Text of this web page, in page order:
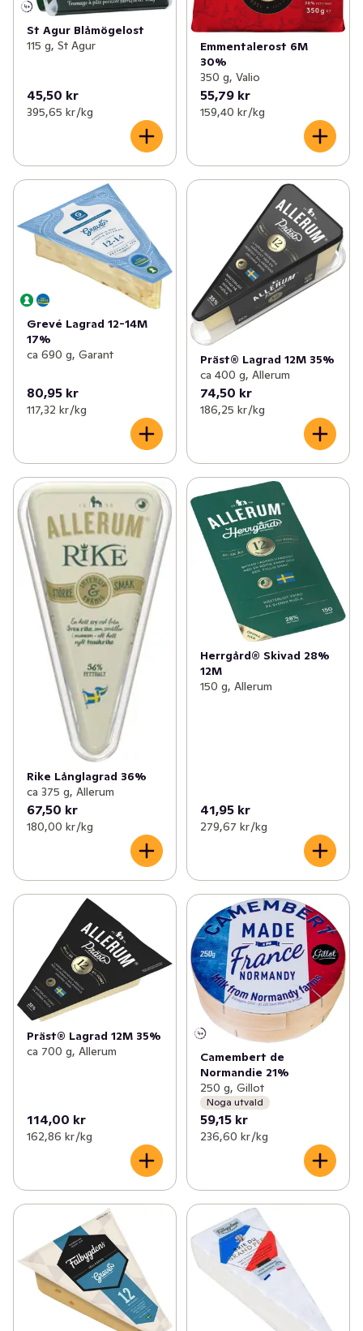
St Agur Blåmögelost
115 g, St Agur
45,50 kr
395,65 kr /kg
Emmentalerost 6M
30%
350 g, Valio
55,79 kr
159,40 kr /kg
Grevé Lagrad 12-14M
17%
ca 690 g, Garant
80,95 kr
117,32 kr /kg
Präst® Lagrad 12M 35%
ca 400 g, Allerum
74,50 kr
186,25 kr /kg
Rike Långlagrad 36%
ca 375 g, Allerum
67,50 kr
180,00 kr /kg
Herrgård® Skivad 28%
12M
150 g, Allerum
41,95 kr
279,67 kr /kg
Präst® Lagrad 12M 35%
ca 700 g, Allerum
114,00 kr
162,86 kr /kg
Camembert de
Normandie 21%
250 g, Gillot
Noga utvald
59,15 kr
236,60 kr /kg